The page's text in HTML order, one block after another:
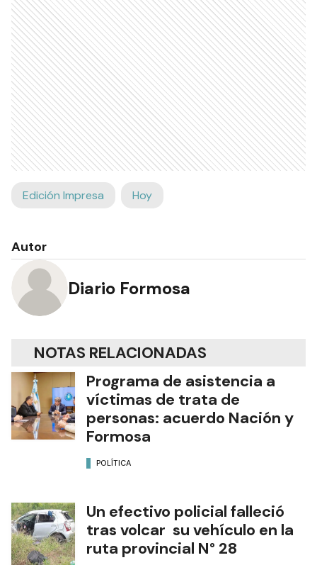
Edición Impresa Hoy
Autor
Diario Formosa
NOTAS RELACIONADAS
Programa de asistencia a
víctimas de trata de
personas: acuerdo Nación y
Formosa
POLÍTICA
Un efectivo policial falleció
tras volcar su vehículo en la
ruta provincial N° 28